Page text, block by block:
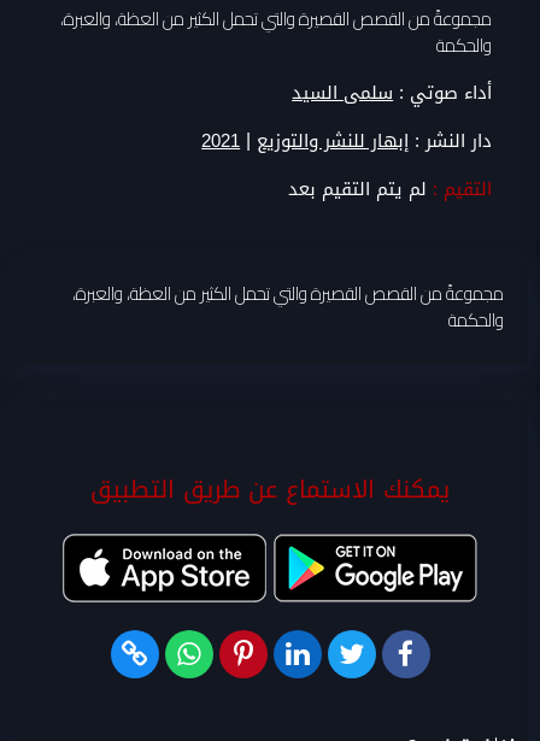
مجموعةً من القصص القصيرة والتي تحمل الكثير من العظة، والعبرة،
والحكمة
أداء صوتي :سلمى السيد
دار النشر : إبهار للنشر والتوزيع |
2021
التقيم : لم يتم التقيم بعد
مجموعةً من القصص القصيرة والتي تحمل الكثير من العظة، والعبرة،
والحكمة
يمكنك الاستماع عن طريق التطبيق